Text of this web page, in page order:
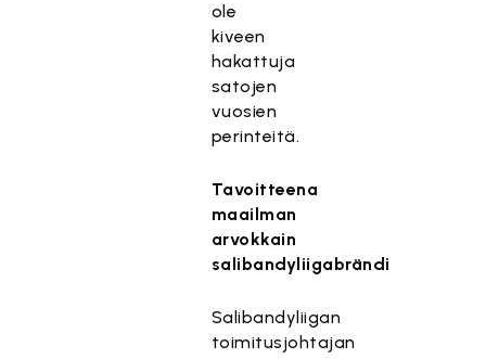
ole
kiveen
hakattuja
satojen
vuosien
perinteitä.
Tavoitteena
maailman
arvokkain
salibandyliigabrändi
Salibandyliigan
toimitusjohtajan